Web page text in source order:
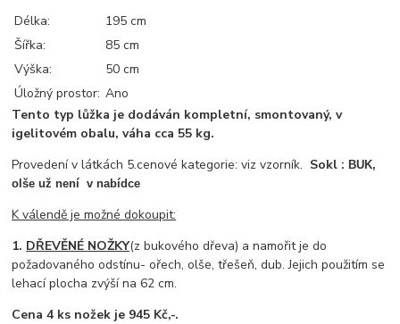
Délka:
195 cm
Šířka:
85 cm
Výška:
50 cm
Úložný prostor: Ano
Tento typ lůžka je dodáván kompletní, smontovaný, v
igelitovém obalu, váha cca 55 kg.
Provedení v látkách 5.cenové kategorie: viz vzorník. Sokl :BUK,
olše už není v nabídce
K válendě je možné dokoupit:
1. DŘEVĚNÉ NOŽKY(z bukového dřeva) a namořit je do
požadovaného odstínu- ořech, olše, třešeň, dub. Jejich použitím se
lehací plocha zvýší na 62 cm.
Cena 4 ks nožek je 945 Kč,-.